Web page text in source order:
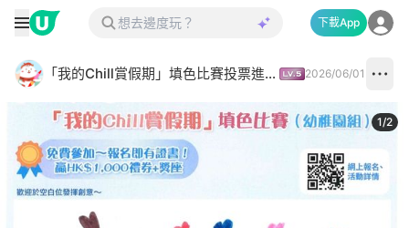
下載App
「我的Chill賞假期」填色比賽投票進行中✅ 2026/06/01
1/2